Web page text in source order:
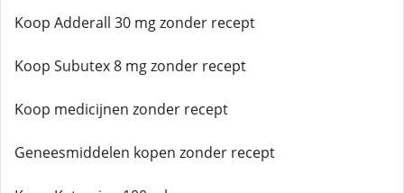
Koop Adderall 30 mg zonder recept
Koop Subutex 8 mg zonder recept
Koop medicijnen zonder recept
Geneesmiddelen kopen zonder recept